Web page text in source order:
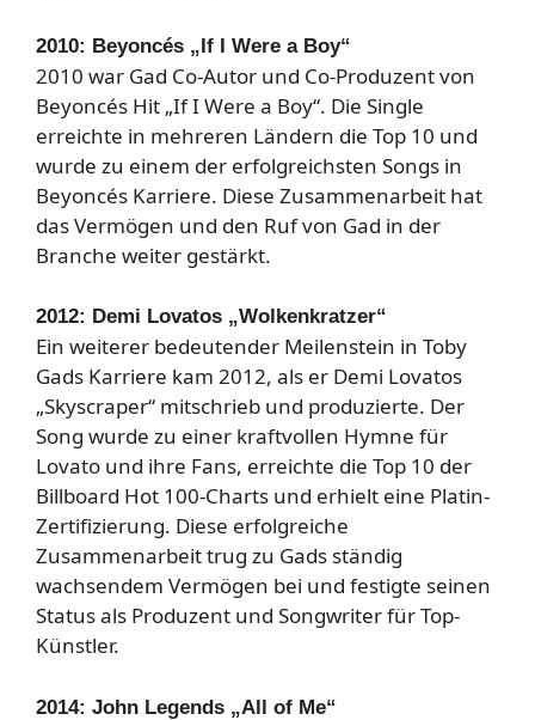
2010: Beyoncés „If I Were a Boy“
2010 war Gad Co-Autor und Co-Produzent von
Beyoncés Hit „If I Were a Boy“. Die Single
erreichte in mehreren Ländern die Top 10 und
wurde zu einem der erfolgreichsten Songs in
Beyoncés Karriere. Diese Zusammenarbeit hat
das Vermögen und den Ruf von Gad in der
Branche weiter gestärkt.
2012: Demi Lovatos „Wolkenkratzer“
Ein weiterer bedeutender Meilenstein in Toby
Gads Karriere kam 2012, als er Demi Lovatos
„Skyscraper“ mitschrieb und produzierte. Der
Song wurde zu einer kraftvollen Hymne für
Lovato und ihre Fans, erreichte die Top 10 der
Billboard Hot 100-Charts und erhielt eine Platin-
Zertifizierung. Diese erfolgreiche
Zusammenarbeit trug zu Gads ständig
wachsendem Vermögen bei und festigte seinen
Status als Produzent und Songwriter für Top-
Künstler.
2014: John Legends „All of Me“